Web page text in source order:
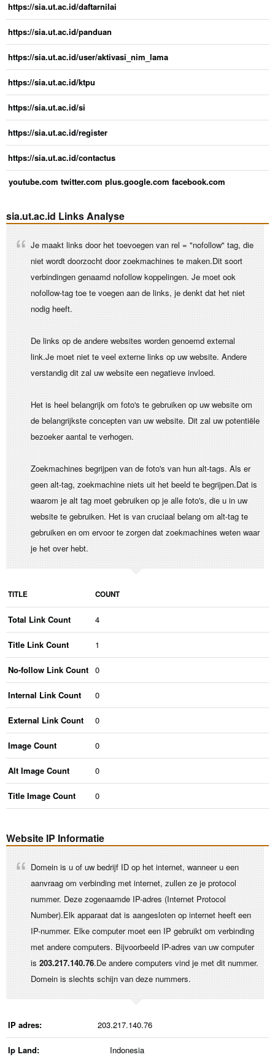
https://sia.ut.ac.id/daftarnilai
https://sia.ut.ac.id/panduan
https://sia.ut.ac.id/user/aktivasi_nim_lama
https://sia.ut.ac.id/ktpu
https://sia.ut.ac.id/si
https://sia.ut.ac.id/register
https://sia.ut.ac.id/contactus
youtube.com twitter.com plus.google.com facebook.com
sia.ut.ac.id Links Analyse
Je maakt links door het toevoegen van rel = "nofollow" tag, die
niet wordt doorzocht door zoekmachines te maken.Dit soort
verbindingen genaamd nofollow koppelingen. Je moet ook
nofollow-tag toe te voegen aan de links, je denkt dat het niet
nodig heeft.
De links op de andere websites worden genoemd external
link.Je moet niet te veel externe links op uw website. Andere
verstandig dit zal uw website een negatieve invloed.
Het is heel belangrijk om foto's te gebruiken op uw website om
de belangrijkste concepten van uw website. Dit zal uw potentiële
bezoeker aantal te verhogen.
Zoekmachines begrijpen van de foto's van hun alt-tags. Als er
geen alt-tag, zoekmachine niets uit het beeld te begrijpen.Dat is
waarom je alt tag moet gebruiken op je alle foto's, die u in uw
website te gebruiken. Het is van cruciaal belang om alt-tag te
gebruiken en om ervoor te zorgen dat zoekmachines weten waar
je het over hebt.
TITLE COUNT
Total Link Count 4
Title Link Count 1
No-follow Link Count 0
Internal Link Count 0
External Link Count 0
Image Count 0
Alt Image Count 0
Title Image Count 0
Website IP Informatie
Domein is u of uw bedrijf ID op het internet, wanneer u een
aanvraag om verbinding met internet, zullen ze je protocol
nummer. Deze zogenaamde IP-adres (Internet Protocol
Number).Elk apparaat dat is aangesloten op internet heeft een
IP-nummer. Elke computer moet een IP gebruikt om verbinding
met andere computers. Bijvoorbeeld IP-adres van uw computer
is 203.217.140.76.De andere computers vind je met dit nummer.
Domein is slechts schijn van deze nummers.
IP adres: 203.217.140.76
Ip Land: Indonesia